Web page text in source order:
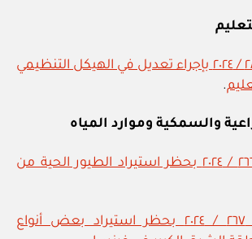
قرار وزاري رقم ٢٨١ / ٢٠٢٤ بإجراء تعديل في الهيكل التنظيمي
.
والسمكية وموارد المياه
قرار وزاري رقم ٢٦٦ / ٢٠٢٤ بحظر استيراد الطيور الحية من
قرار وزاري رقم ٢٦٧ / ٢٠٢٤ بحظر استيراد بعض أنواع